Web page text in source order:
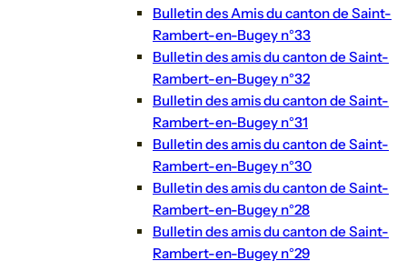
Bulletin des Amis du canton de Saint-
Rambert-en-Bugey n°33
Bulletin des amis du canton de Saint-
Rambert-en-Bugey n°32
Bulletin des amis du canton de Saint-
Rambert-en-Bugey n°31
Bulletin des amis du canton de Saint-
Rambert-en-Bugey n°30
Bulletin des amis du canton de Saint-
Rambert-en-Bugey n°28
Bulletin des amis du canton de Saint-
Rambert-en-Bugey n°29